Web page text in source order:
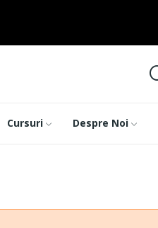
Cursuri Despre Noi